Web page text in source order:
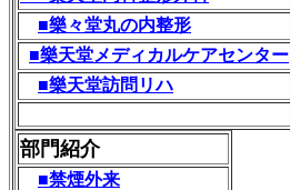
■樂々堂丸の内整形
■樂天堂メディカルケアセンター
■樂天堂訪問リハ
部門紹介
■禁煙外来